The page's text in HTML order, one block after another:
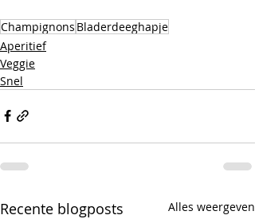
Champignons Bladerdeeghapje
Aperitief
Veggie
Snel
Recente blogposts Alles weergeven